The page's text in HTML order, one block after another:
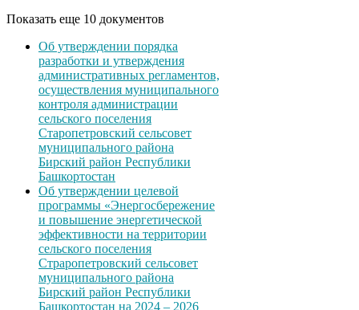
Показать еще 10 документов
Об утверждении порядка
разработки и утверждения
административных регламентов,
осуществления муниципального
контроля администрации
сельского поселения
Старопетровский сельсовет
муниципального района
Бирский район Республики
Башкортостан
Об утверждении целевой
программы «Энергосбережение
и повышение энергетической
эффективности на территории
сельского поселения
Страропетровский сельсовет
муниципального района
Бирский район Республики
Башкортостан на 2024 – 2026